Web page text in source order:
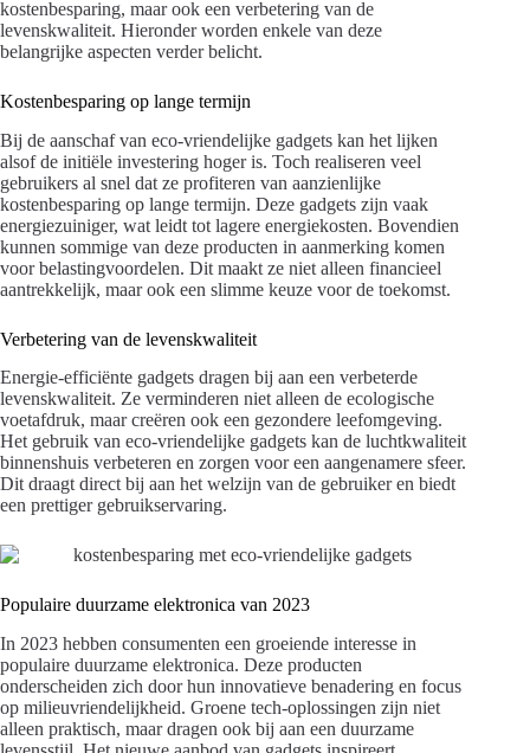
kostenbesparing, maar ook een verbetering van de
levenskwaliteit. Hieronder worden enkele van deze
belangrijke aspecten verder belicht.
Kostenbesparing op lange termijn
Bij de aanschaf van eco-vriendelijke gadgets kan het lijken
alsof de initiële investering hoger is. Toch realiseren veel
gebruikers al snel dat ze profiteren van aanzienlijke
kostenbesparing op lange termijn. Deze gadgets zijn vaak
energiezuiniger, wat leidt tot lagere energiekosten. Bovendien
kunnen sommige van deze producten in aanmerking komen
voor belastingvoordelen. Dit maakt ze niet alleen financieel
aantrekkelijk, maar ook een slimme keuze voor de toekomst.
Verbetering van de levenskwaliteit
Energie-efficiënte gadgets dragen bij aan een verbeterde
levenskwaliteit. Ze verminderen niet alleen de ecologische
voetafdruk, maar creëren ook een gezondere leefomgeving.
Het gebruik van eco-vriendelijke gadgets kan de luchtkwaliteit
binnenshuis verbeteren en zorgen voor een aangenamere sfeer.
Dit draagt direct bij aan het welzijn van de gebruiker en biedt
een prettiger gebruikservaring.
Populaire duurzame elektronica van 2023
In 2023 hebben consumenten een groeiende interesse in
populaire duurzame elektronica. Deze producten
onderscheiden zich door hun innovatieve benadering en focus
op milieuvriendelijkheid. Groene tech-oplossingen zijn niet
alleen praktisch, maar dragen ook bij aan een duurzame